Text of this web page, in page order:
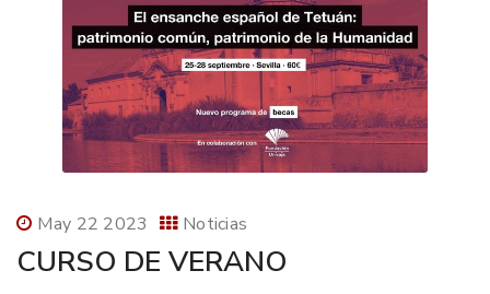
May 22 2023 Noticias
CURSO DE VERANO